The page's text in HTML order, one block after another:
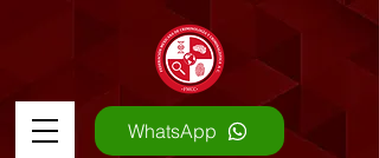
WhatsApp